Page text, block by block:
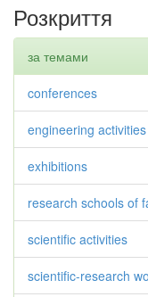
Розкриття
за темами
conferences
engineering activities
exhibitions
research schools of
scientific activities
scientific-research